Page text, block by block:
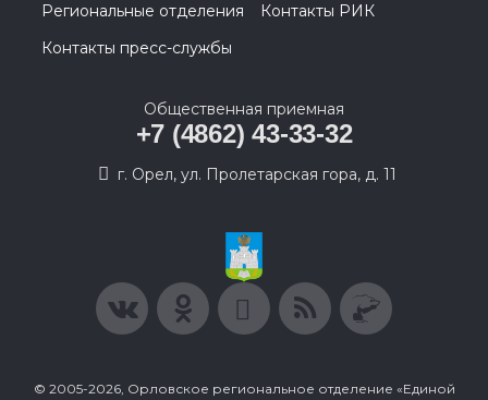
Региональные отделения
Контакты РИК
Контакты пресс-службы
Общественная приемная
+7 (4862) 43-33-32
г. Орел, ул. Пролетарская гора, д. 11
© 2005-2026, Орловское региональное отделение «Единой